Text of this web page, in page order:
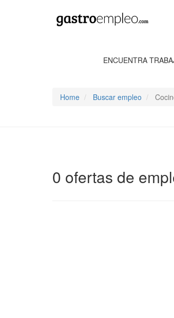
ENCUENTRA
Home Buscar empleo
0 ofertas de